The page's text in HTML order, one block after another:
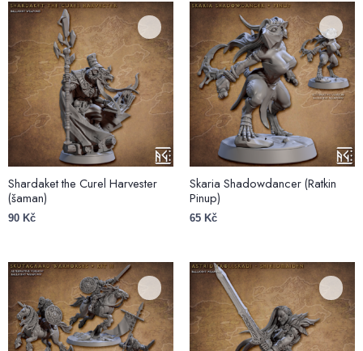
Shardaket the Curel Harvester
(šaman)
90 Kč
Skaria Shadowdancer (Ratkin
Pinup)
65 Kč